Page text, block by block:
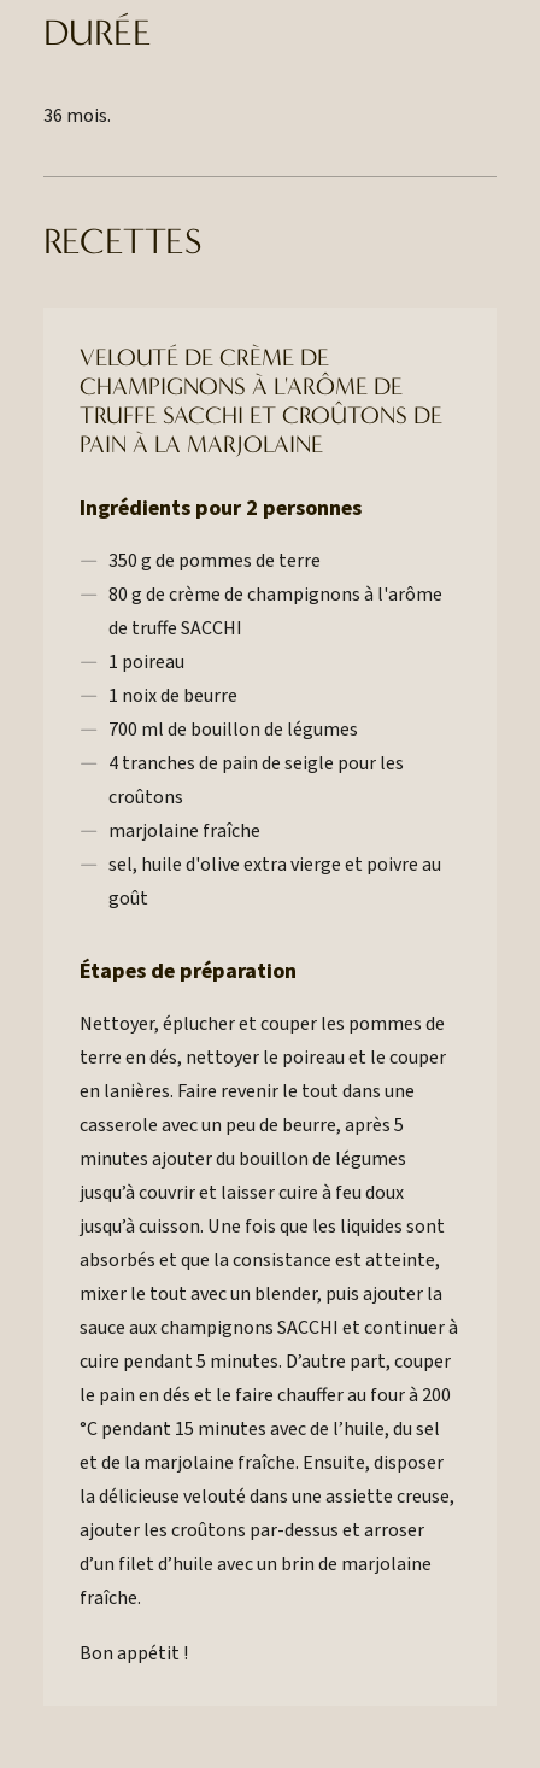
DURÉE
36 mois.
RECETTES
VELOUTÉ DE CRÈME DE
CHAMPIGNONS À L'ARÔME DE
TRUFFE SACCHI ET CROÛTONS DE
PAIN À LA MARJOLAINE
Ingrédients pour 2 personnes
350 g de pommes de terre
80 g de crème de champignons à l'arôme
de truffe SACCHI
1 poireau
1 noix de beurre
700 ml de bouillon de légumes
4 tranches de pain de seigle pour les
croûtons
marjolaine fraîche
sel, huile d'olive extra vierge et poivre au
goût
Étapes de préparation
Nettoyer, éplucher et couper les pommes de
terre en dés, nettoyer le poireau et le couper
en lanières. Faire revenir le tout dans une
casserole avec un peu de beurre, après 5
minutes ajouter du bouillon de légumes
jusqu’à couvrir et laisser cuire à feu doux
jusqu’à cuisson. Une fois que les liquides sont
absorbés et que la consistance est atteinte,
mixer le tout avec un blender, puis ajouter la
sauce aux champignons SACCHI et continuer à
cuire pendant 5 minutes. D’autre part, couper
le pain en dés et le faire chauffer au four à 200
°C pendant 15 minutes avec de l’huile, du sel
et de la marjolaine fraîche. Ensuite, disposer
la délicieuse velouté dans une assiette creuse,
ajouter les croûtons par-dessus et arroser
d’un filet d’huile avec un brin de marjolaine
fraîche.
Bon appétit !